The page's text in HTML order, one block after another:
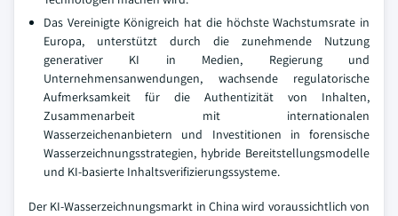
Das Vereinigte Königreich hat die höchste Wachstumsrate in
Europa, unterstützt durch die zunehmende Nutzung
generativer KI in Medien, Regierung und
Unternehmensanwendungen, wachsende regulatorische
Aufmerksamkeit für die Authentizität von Inhalten,
Zusammenarbeit mit internationalen
Wasserzeichenanbietern und Investitionen in forensische
Wasserzeichnungsstrategien, hybride Bereitstellungsmodelle
und KI-basierte Inhaltsverifizierungssysteme.
Der KI-Wasserzeichnungsmarkt in China wird voraussichtlich von